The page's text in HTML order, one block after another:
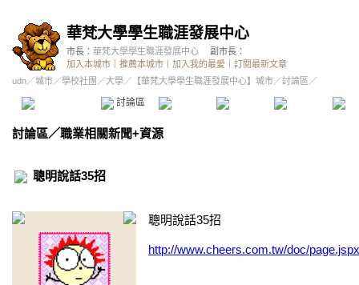
華梵大學學生職涯發展中心
市長： 華梵大學學生職涯發展中心
副市長：
加入本城市
推薦本城市 加入我的最愛
訂閱最新文章
udn／城市／學校社團 ／大學／ 【華梵大學學生職涯發展中心】城市／討論區／
討論區 精華區 投票區 影像館
討論區／職業相關新聞+資源
聰明說話35招
聰明說話35招
http://www.cheers.com.tw/doc/